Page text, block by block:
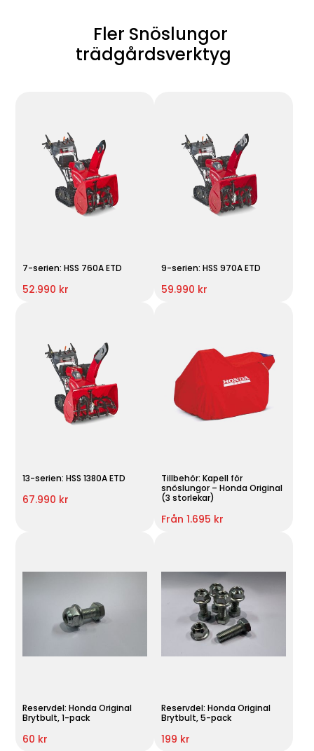
Fler Snöslungor
trädgårdsverktyg
7-serien: HSS 760A ETD
52.990 kr
9-serien: HSS 970A ETD
59.990 kr
13-serien: HSS 1380A ETD
67.990 kr
Tillbehör: Kapell för
snöslungor – Honda Original
(3 storlekar)
Från 1.695 kr
Reservdel: Honda Original
Brytbult, 1-pack
60 kr
Reservdel: Honda Original
Brytbult, 5-pack
199 kr